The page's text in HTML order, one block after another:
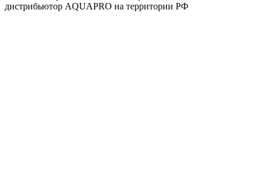
дистрибьютор AQUAPRO на территории РФ